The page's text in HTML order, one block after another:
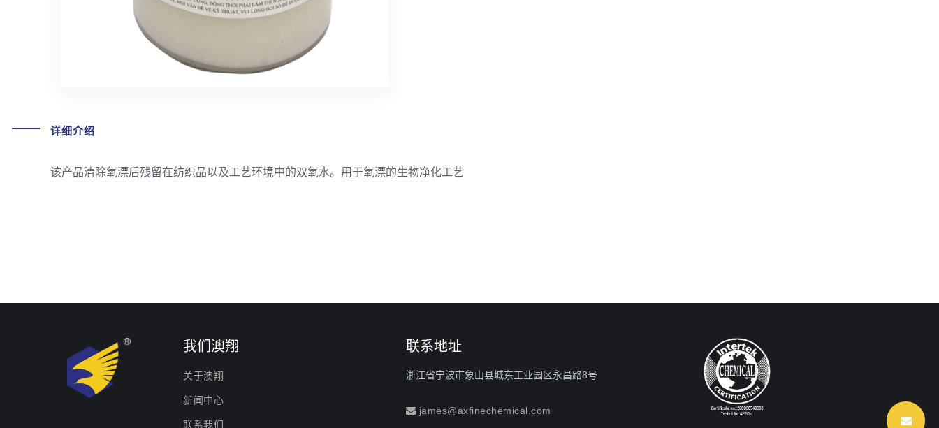
详细介绍
该产品清除氧漂后残留在纺织品以及工艺环境中的双氧水。用于氧漂的生物净化工艺
我们澳翔
关于澳翔
新闻中心
联系我们
联系地址
浙江省宁波市象山县城东工业园区永昌路8号
james@axfinechemical.com